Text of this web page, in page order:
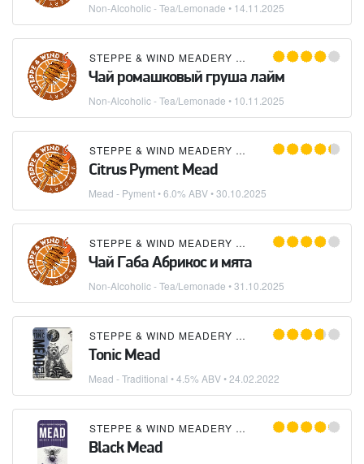
Non-Alcoholic - Tea/Lemonade • 14.11.2025
STEPPE & WIND MEADERY (СТЕПЬ И ВЕТЕР)
Чай ромашковый груша лайм
Non-Alcoholic - Tea/Lemonade • 10.11.2025
STEPPE & WIND MEADERY (СТЕПЬ И ВЕТЕР)
Citrus Pyment Mead
Mead - Pyment• 6.0% ABV •30.10.2025
STEPPE & WIND MEADERY (СТЕПЬ И ВЕТЕР)
Чай Габа Абрикос и мята
Non-Alcoholic - Tea/Lemonade •31.10.2025
STEPPE & WIND MEADERY (СТЕПЬ И ВЕТЕР)
Tonic Mead
Mead - Traditional • 4.5% ABV •24.02.2022
STEPPE & WIND MEADERY (СТЕПЬ И ВЕТЕР)
Black Mead